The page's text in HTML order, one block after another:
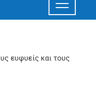
ευφυείς και τους